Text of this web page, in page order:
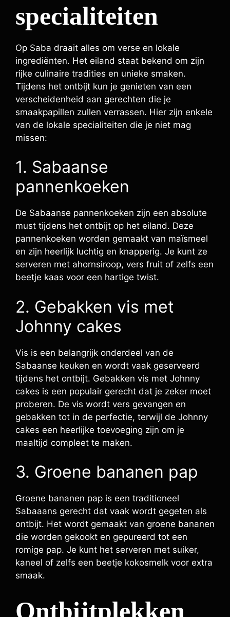
specialiteiten
Op Saba draait alles om verse en lokale
ingrediënten. Het eiland staat bekend om zijn
rijke culinaire tradities en unieke smaken.
Tijdens het ontbijt kun je genieten van een
verscheidenheid aan gerechten die je
smaakpapillen zullen verrassen. Hier zijn enkele
van de lokale specialiteiten die je niet mag
missen:
1. Sabaanse
pannenkoeken
De Sabaanse pannenkoeken zijn een absolute
must tijdens het ontbijt op het eiland. Deze
pannenkoeken worden gemaakt van maïsmeel
en zijn heerlijk luchtig en knapperig. Je kunt ze
serveren met ahornsiroop, vers fruit of zelfs een
beetje kaas voor een hartige twist.
2. Gebakken vis met
Johnny cakes
Vis is een belangrijk onderdeel van de
Sabaanse keuken en wordt vaak geserveerd
tijdens het ontbijt. Gebakken vis met Johnny
cakes is een populair gerecht dat je zeker moet
proberen. De vis wordt vers gevangen en
gebakken tot in de perfectie, terwijl de Johnny
cakes een heerlijke toevoeging zijn om je
maaltijd compleet te maken.
3. Groene bananen pap
Groene bananen pap is een traditioneel
Sabaaans gerecht dat vaak wordt gegeten als
ontbijt. Het wordt gemaakt van groene bananen
die worden gekookt en gepureerd tot een
romige pap. Je kunt het serveren met suiker,
kaneel of zelfs een beetje kokosmelk voor extra
smaak.
Ontbijtplekken